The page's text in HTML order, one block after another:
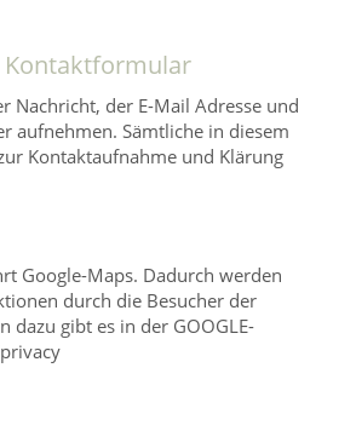
Kontaktformular
Nachricht, der E-Mail Adresse und
aufnehmen. Sämtliche in diesem
Kontaktaufnahme und Klärung
Google-Maps. Dadurch werden
durch die Besucher der
gibt es in der GOOGLE-